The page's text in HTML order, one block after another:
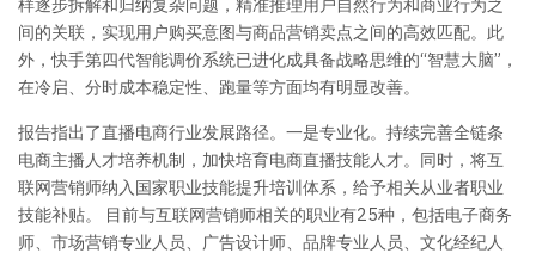
样逐步拆解和归纳复杂问题，精准推理用户自然行为和商业行为之
间的关联，实现用户购买意图与商品营销卖点之间的高效匹配。此
外，快手第四代智能调价系统已进化成具备战略思维的“智慧大脑”，
在冷启、分时成本稳定性、跑量等方面均有明显改善。
报告指出了直播电商行业发展路径。一是专业化。持续完善全链条
电商主播人才培养机制，加快培育电商直播技能人才。同时，将互
联网营销师纳入国家职业技能提升培训体系，给予相关从业者职业
技能补贴。 目前与互联网营销师相关的职业有25种，包括电子商务
师、市场营销专业人员、广告设计师、品牌专业人员、文化经纪人